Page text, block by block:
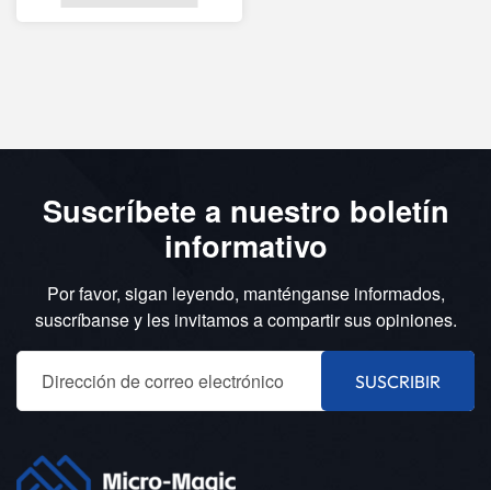
Suscríbete a nuestro boletín
informativo
Por favor, sigan leyendo, manténganse informados,
suscríbanse y les invitamos a compartir sus opiniones.
SUSCRIBIR